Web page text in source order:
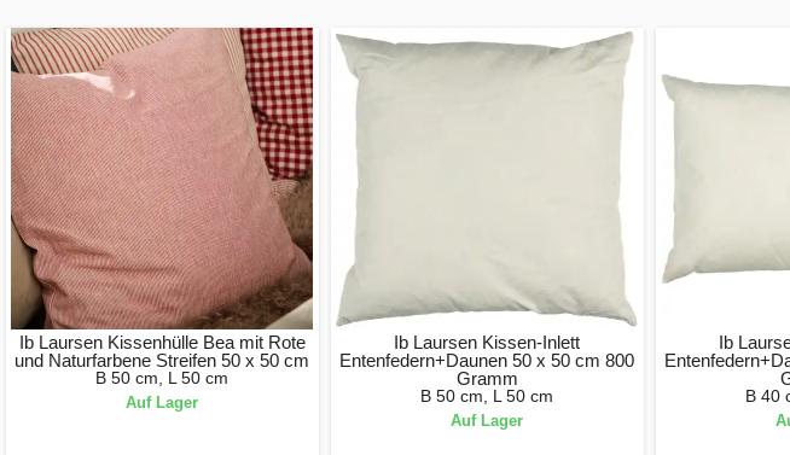
Ib Laursen Kissenhülle Bea mit Rote
und Naturfarbene Streifen 50 x 50 cm
B 50 cm, L 50 cm
Auf Lager
Ib Laursen Kissen-Inlett
Entenfedern+Daunen 50 x 50 cm 800
Gramm
B 50 cm, L 50 cm
Auf Lager
Ib
B 40